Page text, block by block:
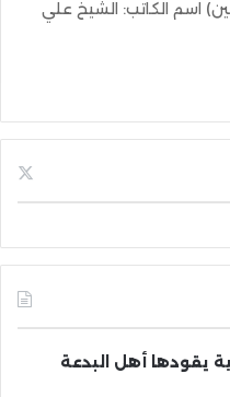
اسم الكاتب: الشيخ علي
يقودها أهل البدعة